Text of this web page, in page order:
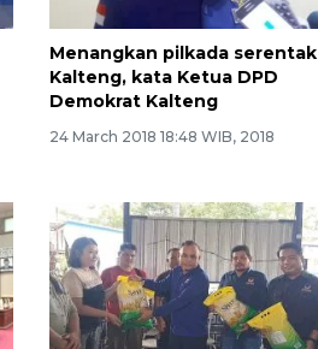
Menangkan pilkada serentak
Kalteng, kata Ketua DPD
Demokrat Kalteng
24 March 2018 18:48 WIB, 2018